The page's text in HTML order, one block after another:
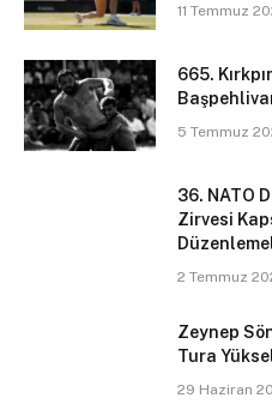
11 Temmuz
665.
5 Temmuz
36. NATO
Zirvesi
2 Temmuz
Zeynep
Tura
29 Haziran